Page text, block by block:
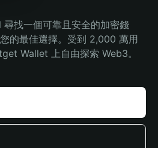
找一個可靠且安全的加密錢
的最佳選擇。受到 2,000 萬用
Wallet 上自由探索 Web3。